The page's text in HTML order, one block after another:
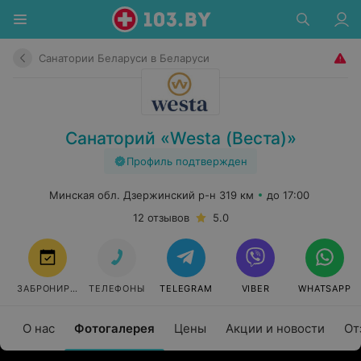
Санатории Беларуси в Беларуси
Санаторий «Westa (Веста)»
Профиль подтвержден
О нас Фотогалерея Цены Акции и новости
Минская обл. Дзержинский р-н 319 км
до 17:00
12 отзывов
5.0
ЗАБРОНИРОВАТЬТЕЛЕФОНЫ TELEGRAM VIBER WHATSAPP